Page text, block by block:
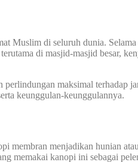
Muslim di seluruh dunia.
di masjid-masjid besar,
perlindungan maksimal terhadap
keunggulan-keunggulannya.
membran menjadikan hunian
memakai kanopi ini sebagai